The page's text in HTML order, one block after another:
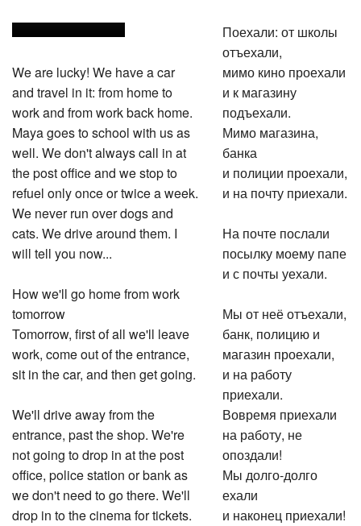
We are lucky! We have a car
and travel in it: from home to
work and from work back home.
Maya goes to school with us as
well. We don't always call in at
the post office and we stop to
refuel only once or twice a week.
We never run over dogs and
cats. We drive around them. I
will tell you now...
How we'll go home from work
tomorrow
Tomorrow, first of all we'll leave
work, come out of the entrance,
sit in the car, and then get going.
We'll drive away from the
entrance, past the shop. We're
not going to drop in at the post
office, police station or bank as
we don't need to go there. We'll
drop in to the cinema for tickets.
Поехали: от школы
отъехали,
мимо кино проехали
и к магазину
подъехали.
Мимо магазина,
банка
и полиции проехали,
и на почту приехали.
На почте послали
посылку моему папе
и с почты уехали.
Мы от неё отъехали,
банк, полицию и
магазин проехали,
и на работу
приехали.
Вовремя приехали
на работу, не
опоздали!
Мы долго-долго
ехали
и наконец приехали!